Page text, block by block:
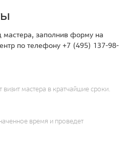
заполнив форму на
по телефону +7 (495) 137-98-
визит мастера в кратчайшие сроки.
время и проведет